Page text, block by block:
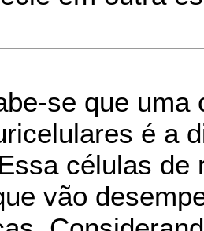
se que
é a
células de
vão